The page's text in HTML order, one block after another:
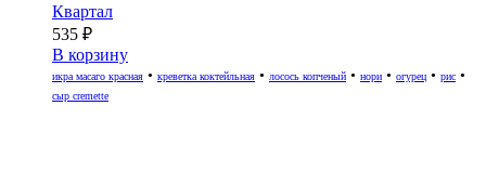
Квартал
535 ₽
В корзину
икра масаго красная • креветка коктейльная • лосось копченый • нори • огурец • рис •
сыр cremette